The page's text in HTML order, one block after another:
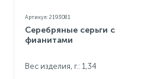
Артикул: 2193081
Серебряные серьги с
фианитами
Вес изделия, г.: 1,34